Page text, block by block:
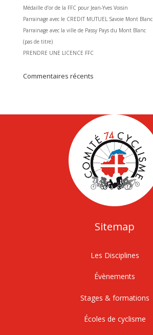
Médaille d’or de la FFC pour Jean-Yves Voisin
Parrainage avec le CREDIT MUTUEL Savoie Mont Blanc
Parrainage avec la ville de Passy Pays du Mont Blanc
(pas de titre)
PRENDRE UNE LICENCE FFC
Commentaires récents
Sitemap
Les Disciplines
Évènements
Stages & formations
Écoles de cyclisme